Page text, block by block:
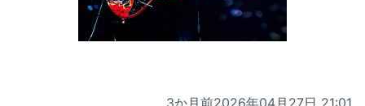
3か月前2026年04月27日 21:01